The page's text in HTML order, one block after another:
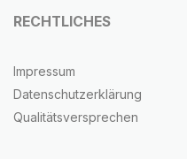
RECHTLICHES
Impressum
Datenschutzerklärung
Qualitätsversprechen